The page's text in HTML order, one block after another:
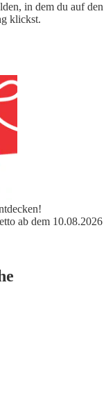
in dem du auf den
klickst.
ab dem 10.08.2026